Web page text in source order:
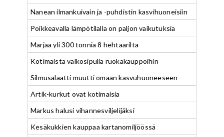
Nanean ilmankuivain ja -puhdistin kasvihuoneisiin
Poikkeavalla lämpötilalla on paljon vaikutuksia
Marjaa yli 300 tonnia 8 hehtaarilta
Kotimaista valkosipulia ruokakauppoihin
Silmusalaatti muutti omaan kasvuhuoneeseen
Artik-kurkut ovat kotimaisia
Markus halusi vihannesviljelijäksi
Kesäkukkien kauppaa kartanomiljöössä